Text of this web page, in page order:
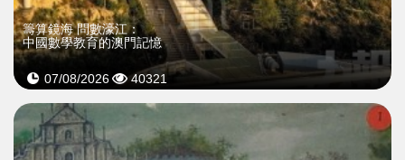
籌算鏡海 問數濠江：
中國數學教育的澳門記憶
07/08/2026 40321